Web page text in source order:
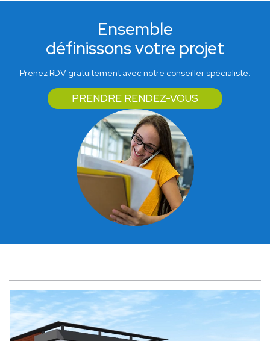
Ensemble
définissons votre projet
Prenez RDV gratuitement avec notre conseiller spécialiste.
PRENDRE RENDEZ-VOUS